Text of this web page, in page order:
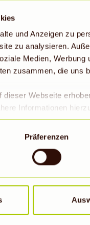
und Anzeigen zu
zu analysieren.
Medien,
zusammen, die uns
dieser Webseite
Informationen
erlaubt werden, wird
werden. Die USA
und zu
Präferenzen
und im Backofen bei
ca. 20 Minuten